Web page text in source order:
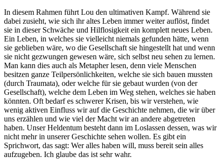
In diesem Rahmen führt Lou den ultimativen Kampf. Während sie
dabei zusieht, wie sich ihr altes Leben immer weiter auflöst, findet
sie in dieser Schwäche und Hilflosigkeit ein komplett neues Leben.
Ein Leben, in welches sie vielleicht niemals gefunden hätte, wenn
sie geblieben wäre, wo die Gesellschaft sie hingestellt hat und wenn
sie nicht gezwungen gewesen wäre, sich selbst neu sehen zu lernen.
Man kann dies auch als Metapher lesen, denn viele Menschen
besitzen ganze Teilpersönlichkeiten, welche sie sich bauen mussten
(durch Traumata), oder welche für sie gebaut wurden (von der
Gesellschaft), welche dem Leben im Weg stehen, welches sie haben
könnten. Oft bedarf es schwerer Krisen, bis wir verstehen, wie
wenig aktiven Einfluss wir auf die Geschichte nehmen, die wir über
uns erzählen und wie viel der Macht wir an andere abgetreten
haben. Unser Heldentum besteht dann im Loslassen dessen, was wir
nicht mehr in unserer Geschichte sehen wollen. Es gibt ein
Sprichwort, das sagt: Wer alles haben will, muss bereit sein alles
aufzugeben. Ich glaube das ist sehr wahr.